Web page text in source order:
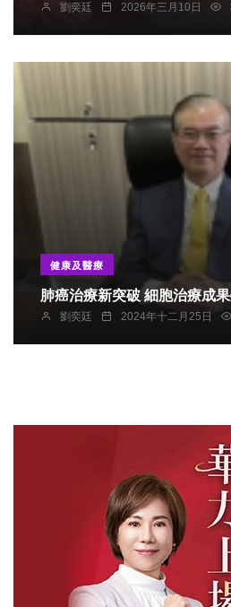
劉奕廷 2026年三月10日
健康及醫療
肺癌治療新突破 細胞治療成
劉奕廷 2024年十二月25日